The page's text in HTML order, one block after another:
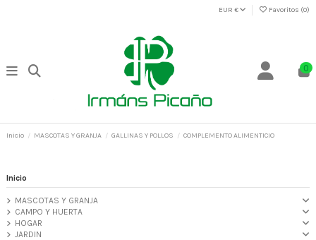
EUR € Favoritos (0)
0
Inicio MASCOTAS Y GRANJA GALLINAS Y POLLOS COMPLEMENTO ALIMENTICIO
Inicio
MASCOTAS Y GRANJA
CAMPO Y HUERTA
HOGAR
JARDIN